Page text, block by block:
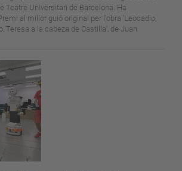
Teatre Universitari de Barcelona. Ha
al millor guió original per l'obra 'Leocadio,
Teresa a la cabeza de Castilla', de Juan